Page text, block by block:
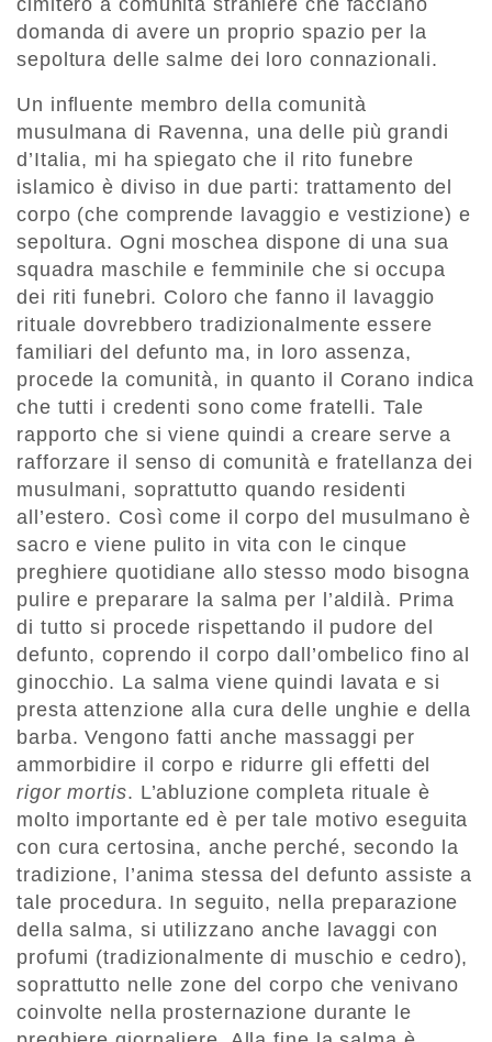
cimitero a comunità straniere che facciano
domanda di avere un proprio spazio per la
sepoltura delle salme dei loro connazionali.
Un influente membro della comunità
musulmana di Ravenna, una delle più grandi
d’Italia, mi ha spiegato che il rito funebre
islamico è diviso in due parti: trattamento del
corpo (che comprende lavaggio e vestizione) e
sepoltura. Ogni moschea dispone di una sua
squadra maschile e femminile che si occupa
dei riti funebri. Coloro che fanno il lavaggio
rituale dovrebbero tradizionalmente essere
familiari del defunto ma, in loro assenza,
procede la comunità, in quanto il Corano indica
che tutti i credenti sono come fratelli. Tale
rapporto che si viene quindi a creare serve a
rafforzare il senso di comunità e fratellanza dei
musulmani, soprattutto quando residenti
all’estero. Così come il corpo del musulmano è
sacro e viene pulito in vita con le cinque
preghiere quotidiane allo stesso modo bisogna
pulire e preparare la salma per l’aldilà. Prima
di tutto si procede rispettando il pudore del
defunto, coprendo il corpo dall’ombelico fino al
ginocchio. La salma viene quindi lavata e si
presta attenzione alla cura delle unghie e della
barba. Vengono fatti anche massaggi per
ammorbidire il corpo e ridurre gli effetti del
rigor mortis. L’abluzione completa rituale è
molto importante ed è per tale motivo eseguita
con cura certosina, anche perché, secondo la
tradizione, l’anima stessa del defunto assiste a
tale procedura. In seguito, nella preparazione
della salma, si utilizzano anche lavaggi con
profumi (tradizionalmente di muschio e cedro),
soprattutto nelle zone del corpo che venivano
coinvolte nella prosternazione durante le